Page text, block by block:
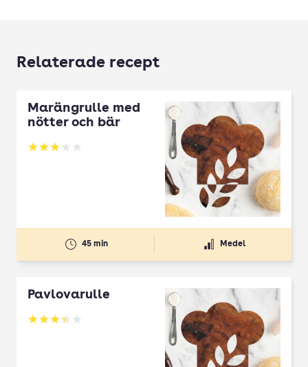
Relaterade recept
Marängrulle med
nötter och bär
Betyg: 3 av 5
45 min Medel
Pavlovarulle
Betyg: 3.33 av 5